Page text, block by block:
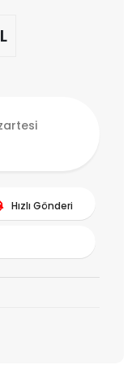
Hızlı Gönderi